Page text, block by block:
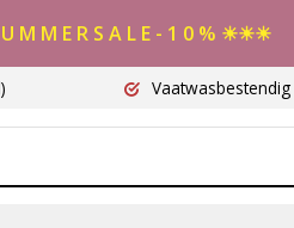
M M E R S A L E - 1 0 % ☀☀☀
Vaatwasbestendig